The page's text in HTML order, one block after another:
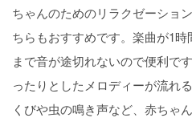
ちゃんのためのリラクゼーショ
ちらもおすすめです。楽曲が1
まで音が途切れないので便利で
ったりとしたメロディーが流れ
くびや虫の鳴き声など、赤ちゃ